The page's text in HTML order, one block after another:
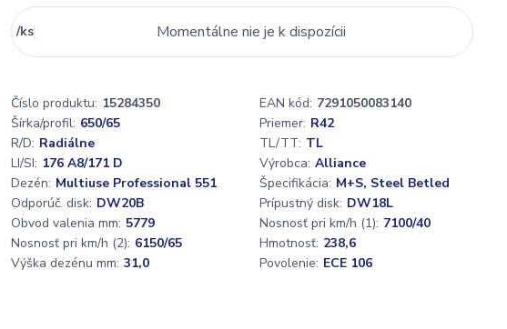
/ks Momentálne nie je k dispozícii
Číslo produktu: 15284350 EAN kód: 7291050083140
Šírka/profil: 650/65 Priemer: R42
R/D: Radiálne TL/TT: TL
LI/SI: 176 A8/171 D Výrobca: Alliance
Dezén: Multiuse Professional 551 Špecifikácia: M+S, Steel Betled
Odporúč. disk: DW20B Prípustný disk: DW18L
Obvod valenia mm: 5779 Nosnosť pri km/h (1): 7100/40
Nosnosť pri km/h (2): 6150/65 Hmotnosť: 238,6
Výška dezénu mm: 31,0 Povolenie: ECE 106